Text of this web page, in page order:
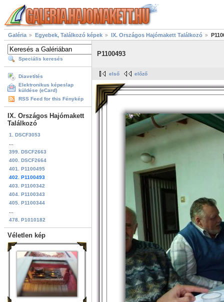
Galéria Egyebek, Találkozó képek IX. Országos Hajómakett Találkozó
Speciális keresés
Diavetítés
Elektronikus képeslap
küldése (eCard)
RSS Feed for this Fénykép
IX. Országos Hajómakett
Találkozó
1. DSCF3053
399. DSCF2663
400. DSCF2664
401. P1100495
402. P1100493
403. P1100342
404. P1100343
405. P1100344
478. P1010182
Véletlen kép
P1100493
első előző